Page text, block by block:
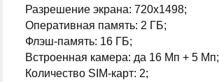
Разрешение экрана: 720x1498;
Оперативная память: 2 ГБ;
Флэш-память: 16 ГБ;
Встроенная камера: да 16 Мп + 5 Мп;
Количество SIM-карт: 2;